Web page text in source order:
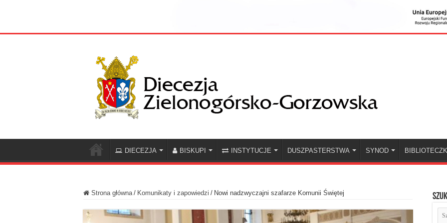
DIECEZJA BISKUPI INSTYTUCJE DUSZPASTERSTWA SYNOD
Strona główna / Komunikaty i zapowiedzi / Nowi nadzwyczajni szafarze Komunii Świętej